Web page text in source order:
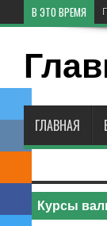
В ЭТО ВРЕМЯ
ГЛАВНАЯ
Курсы